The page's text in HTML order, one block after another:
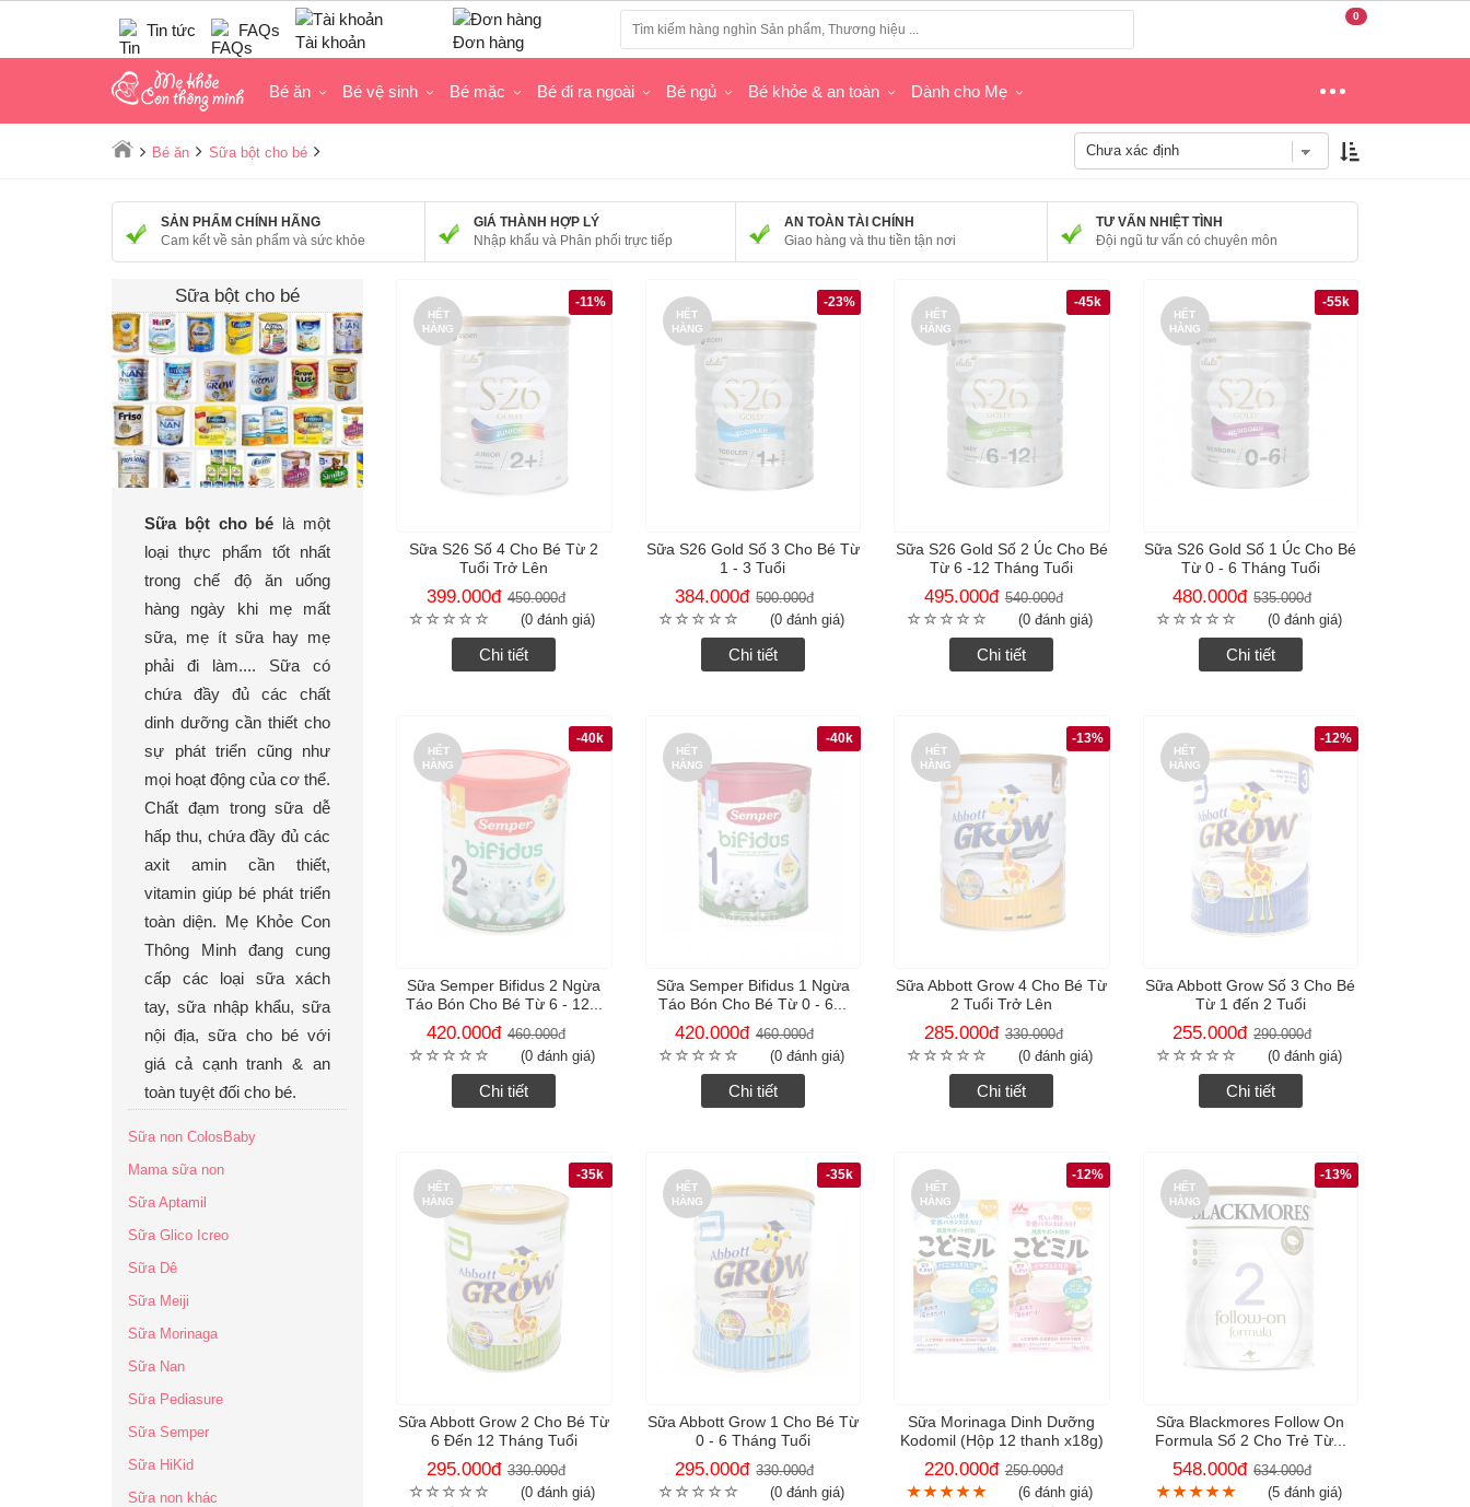
Tin tức FAQs
Tài khoản Đơn hàng
0
Bé ăn Bé vệ sinh Bé mặc Bé đi ra ngoài Bé ngủ Bé khỏe & an toàn Dành cho Mẹ
Bé ăn Sữa bột cho bé
SẢN PHẨM CHÍNH HÃNG
Cam kết về sản phẩm và sức khỏe
GIÁ THÀNH HỢP LÝ
Nhập khẩu và Phân phối trực tiếp
AN TOÀN TÀI CHÍNH
Giao hàng và thu tiền tận nơi
TƯ VẤN NHIỆT TÌNH
Đội ngũ tư vấn có chuyên môn
Sữa bột cho bé
Sữa bột cho bé là một
loại thực phẩm tốt nhất
trong chế độ ăn uống
hàng ngày khi mẹ mất
sữa, mẹ ít sữa hay mẹ
phải đi làm.... Sữa có
chứa đầy đủ các chất
dinh dưỡng cần thiết cho
sự phát triển cũng như
mọi hoạt động của cơ thể.
Chất đạm trong sữa dễ
hấp thu, chứa đầy đủ các
axit amin cần thiết,
vitamin giúp bé phát triển
toàn diện. Mẹ Khỏe Con
Thông Minh đang cung
cấp các loại sữa xách
tay, sữa nhập khẩu, sữa
nội địa, sữa cho bé với
giá cả cạnh tranh & an
toàn tuyệt đối cho bé.
Sữa non ColosBaby
Mama sữa non
Sữa Aptamil
Sữa Glico Icreo
Sữa Dê
Sữa Meiji
Sữa Morinaga
Sữa Nan
Sữa Pediasure
Sữa Semper
Sữa HiKid
Sữa non khác
HẾT
HÀNG
-11%
Sữa S26 Số 4 Cho Bé Từ 2
Tuổi Trở Lên
399.000đ 450.000đ
(0 đánh giá)
Chi tiết
HẾT
HÀNG
-23%
Sữa S26 Gold Số 3 Cho Bé Từ
1 - 3 Tuổi
384.000đ 500.000đ
(0 đánh giá)
Chi tiết
HẾT
HÀNG
-45k
Sữa S26 Gold Số 2 Úc Cho Bé
Từ 6 -12 Tháng Tuổi
495.000đ 540.000đ
(0 đánh giá)
Chi tiết
HẾT
HÀNG
-55k
Sữa S26 Gold Số 1 Úc Cho Bé
Từ 0 - 6 Tháng Tuổi
480.000đ 535.000đ
(0 đánh giá)
Chi tiết
HẾT
HÀNG
-40k
Sữa Semper Bifidus 2 Ngừa
Táo Bón Cho Bé Từ 6 - 12...
420.000đ 460.000đ
(0 đánh giá)
Chi tiết
HẾT
HÀNG
-40k
Sữa Semper Bifidus 1 Ngừa
Táo Bón Cho Bé Từ 0 - 6...
420.000đ 460.000đ
(0 đánh giá)
Chi tiết
HẾT
HÀNG
-13%
Sữa Abbott Grow 4 Cho Bé Từ
2 Tuổi Trở Lên
285.000đ 330.000đ
(0 đánh giá)
Chi tiết
HẾT
HÀNG
-12%
Sữa Abbott Grow Số 3 Cho Bé
Từ 1 đến 2 Tuổi
255.000đ 290.000đ
(0 đánh giá)
Chi tiết
HẾT
HÀNG
-35k
Sữa Abbott Grow 2 Cho Bé Từ
6 Đến 12 Tháng Tuổi
295.000đ 330.000đ
(0 đánh giá)
HẾT
HÀNG
-35k
Sữa Abbott Grow 1 Cho Bé Từ
0 - 6 Tháng Tuổi
295.000đ 330.000đ
(0 đánh giá)
HẾT
HÀNG
-12%
Sữa Morinaga Dinh Dưỡng
Kodomil (Hộp 12 thanh x18g)
220.000đ 250.000đ
(6 đánh giá)
HẾT
HÀNG
-13%
Sữa Blackmores Follow On
Formula Số 2 Cho Trẻ Từ...
548.000đ 634.000đ
(5 đánh giá)